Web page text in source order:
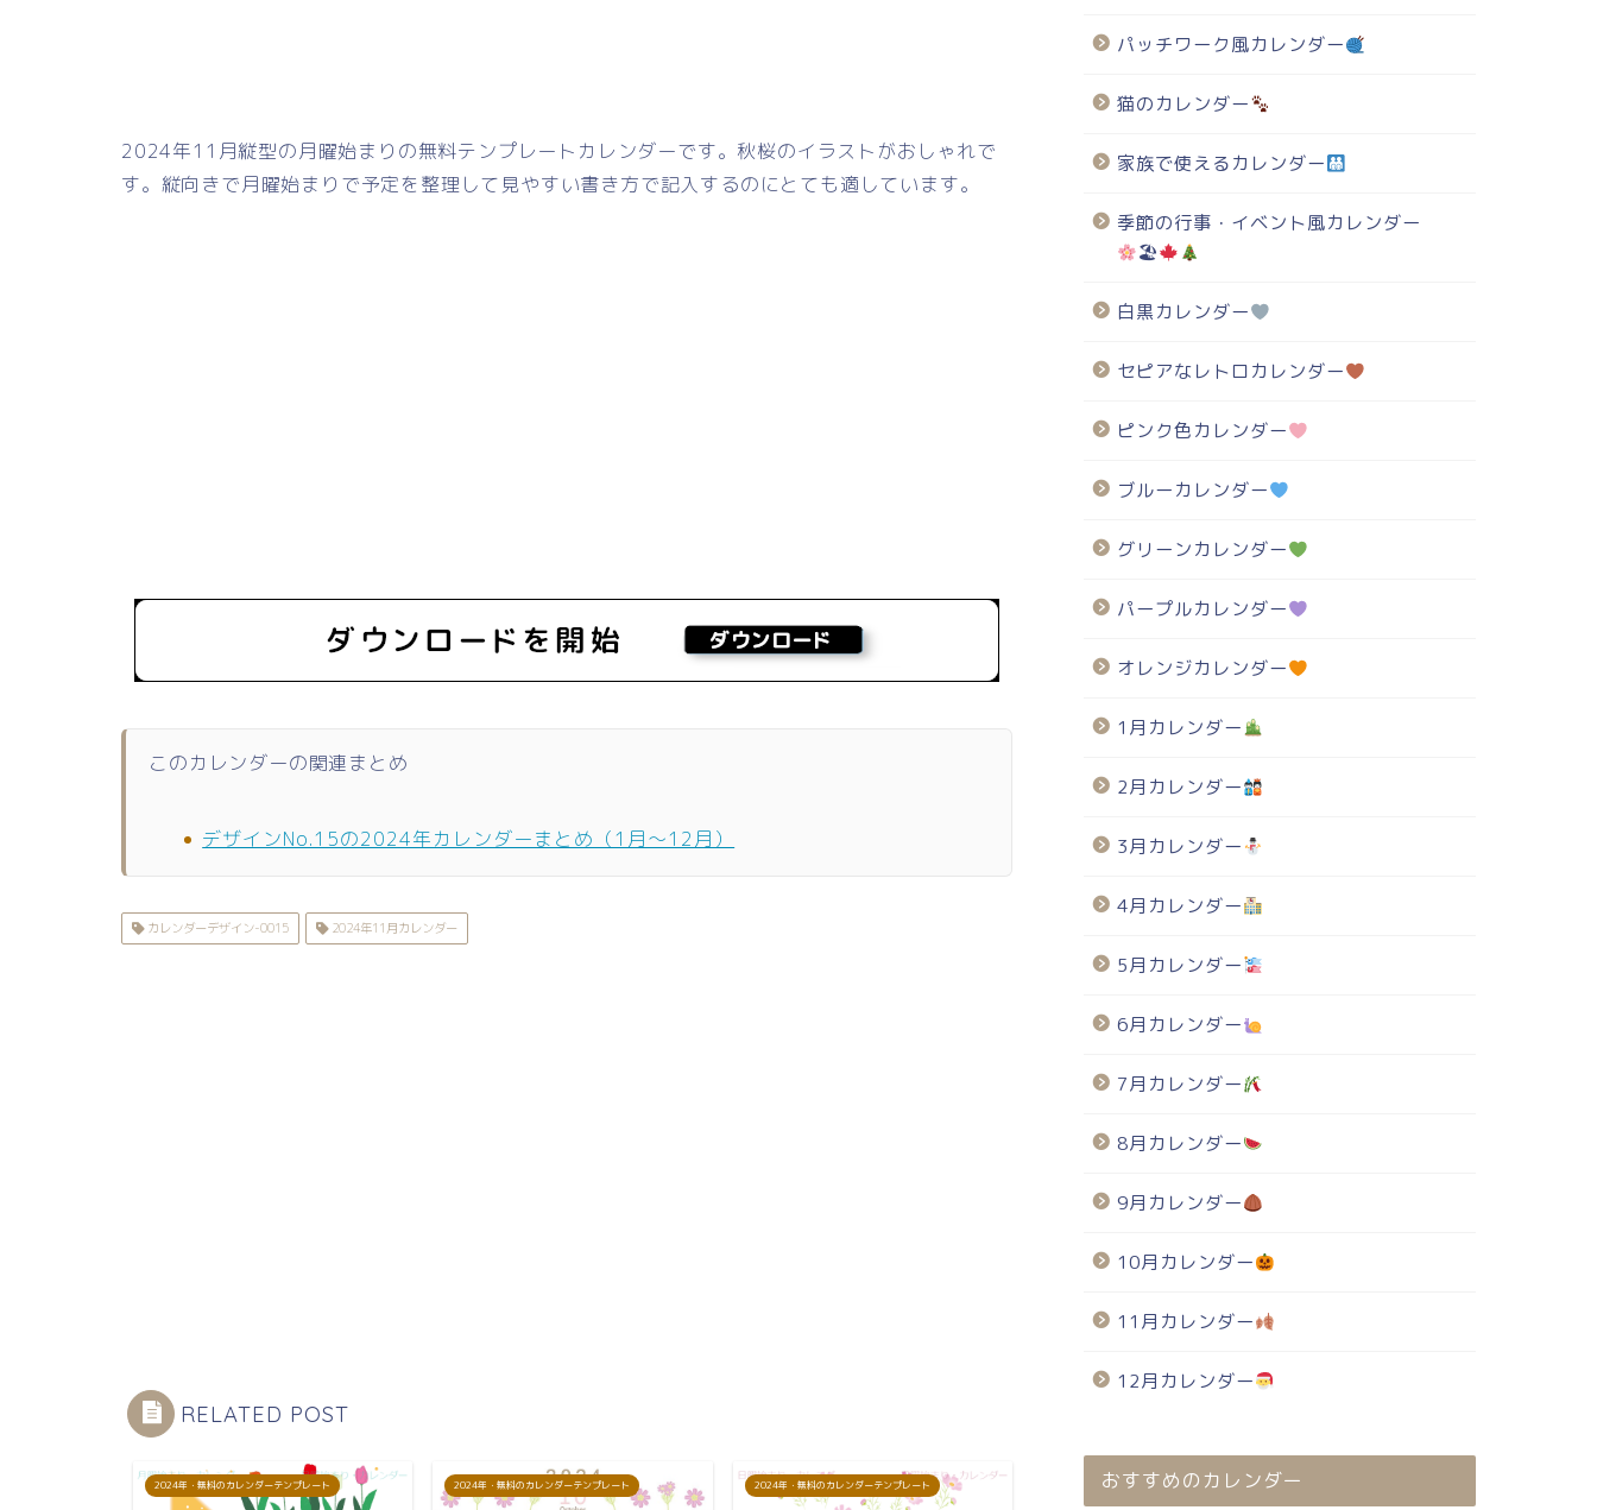
2024年11月縦型の月曜始まりの無料テンプレートカレンダーです。秋桜のイラストがおしゃれで
す。縦向きで月曜始まりで予定を整理して見やすい書き方で記入するのにとても適しています。
このカレンダーの関連まとめ
デザインNo.15の2024年カレンダーまとめ（1月〜12月）
カレンダーデザイン-0015 2024年11月カレンダー
RELATED POST
2024年・無料のカレンダーテンプレート 2024年・無料のカレンダーテンプレート 2024年・無料のカレンダーテンプレート 2024年・無料のカレンダーテンプレート
パッチワーク風カレンダー
猫のカレンダー
家族で使えるカレンダー
季節の行事・イベント風カレンダー
🏖
白黒カレンダー
セピアなレトロカレンダー
ピンク色カレンダー
ブルーカレンダー
グリーンカレンダー
パープルカレンダー
オレンジカレンダー
1月カレンダー
2月カレンダー
3月カレンダー
4月カレンダー
5月カレンダー
6月カレンダー
7月カレンダー
8月カレンダー
9月カレンダー
10月カレンダー
11月カレンダー
12月カレンダー
おすすめのカレンダー